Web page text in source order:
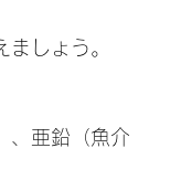
しょう。
、亜鉛（魚介